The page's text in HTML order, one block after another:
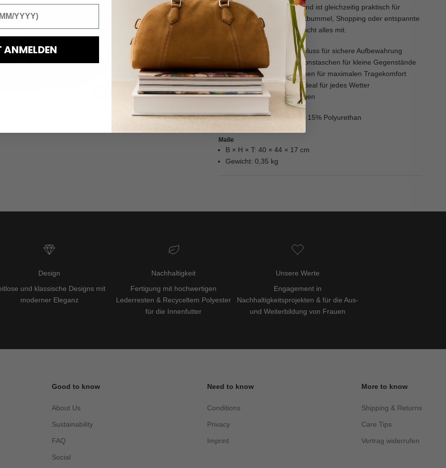
bringt Spaß in jeden Look und ist gleichzeitig praktisch für
unterwegs. Perfekt für Stadtbummel, Shopping oder entspannte
Ausflüge – diese Tasche macht alles mit.
Details
Hauptfach mit Reißverschluss für sichere Aufbewahrung
Innenliegende Multifunktionstaschen für kleine Gegenstände
Verstellbarer Schulterriemen für maximalen Tragekomfort
Wasserdichtes Material, ideal für jedes Wetter
Leicht und einfach zu tragen
Oberstoff: 85% Polyester, 15% Polyurethan
Maße
B × H × T: 40 × 44 × 17 cm
Gewicht: 0,35 kg
Design
und klassische Designs mit
moderner Eleganz
Nachhaltigkeit
Fertigung mit hochwertigen
Lederresten & Recyceltem Polyester
für die Innenfutter
Unsere Werte
Engagement in
Nachhaltigkeitsprojekten & für die Aus-
und Weiterbildung von Frauen
Good to know
About Us
Sustainability
FAQ
Social
Need to know
Conditions
Privacy
Imprint
More to know
Shipping & Returns
Care Tips
Vertrag widerrufen
ANMELDEN